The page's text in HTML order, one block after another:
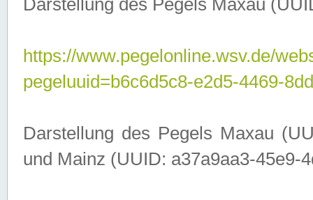
Darstellung des Pegels Maxau
https://www.pegelonline.wsv.de/
pegeluuid=b6c6d5c8-e2d5-4469-
Darstellung des Pegels Maxau
und Mainz (UUID: a37a9aa3-45e9-